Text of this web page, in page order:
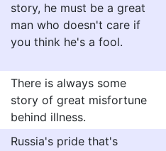
story, he must be a great
man who doesn't care if
you think he's a fool.
There is always some
story of great misfortune
behind illness.
Russia's pride that's